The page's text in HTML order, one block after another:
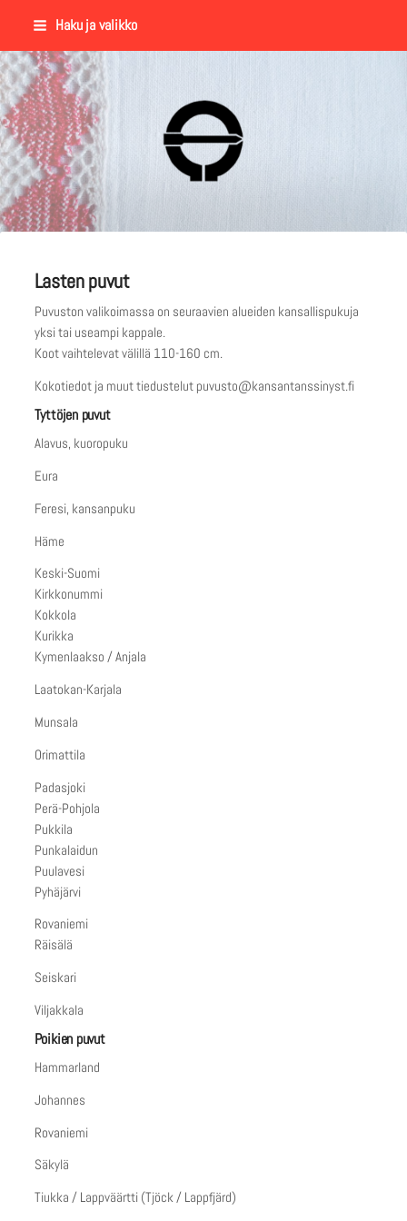
Siirry
sisältöön
Haku ja valikko
Suomalaisen Kansantanssin
Lasten puvut
Puvuston valikoimassa on seuraavien alueiden kansallispukuja
yksi tai useampi kappale.
Koot vaihtelevat välillä 110-160 cm.
Kokotiedot ja muut tiedustelut puvusto@kansantanssinyst.fi
Tyttöjen puvut
Alavus, kuoropuku
Eura
Feresi, kansanpuku
Häme
Keski-Suomi
Kirkkonummi
Kokkola
Kurikka
Kymenlaakso / Anjala
Laatokan-Karjala
Munsala
Orimattila
Padasjoki
Perä-Pohjola
Pukkila
Punkalaidun
Puulavesi
Pyhäjärvi
⁠⁠⁠⁠⁠⁠⁠Rovaniemi
Räisälä
Seiskari
Viljakkala
Poikien puvut
Hammarland
Johannes
Rovaniemi
Säkylä
Tiukka / Lappväärtti (Tjöck / Lappfjärd)